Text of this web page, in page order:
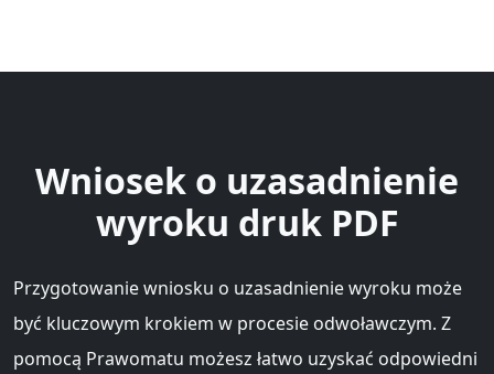
Wniosek o uzasadnienie
wyroku druk PDF
Przygotowanie wniosku o uzasadnienie wyroku może
być kluczowym krokiem w procesie odwoławczym. Z
pomocą Prawomatu możesz łatwo uzyskać odpowiedni